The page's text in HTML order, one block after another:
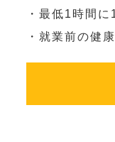
・最低1時間
・就業前の健